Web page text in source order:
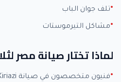
تلف جوان الباب
مشاكل التيرموستات
لماذا تختار صيانة مصر
فنيون متخصصون في صيانة Kiriazi بخبرة +15 عاماً